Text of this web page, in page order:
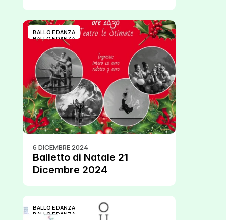
BALLO E DANZA
BALLO E DANZA
6 DICEMBRE 2024
Balletto di Natale 21
Dicembre 2024
BALLO E DANZA
BALLO E DANZA